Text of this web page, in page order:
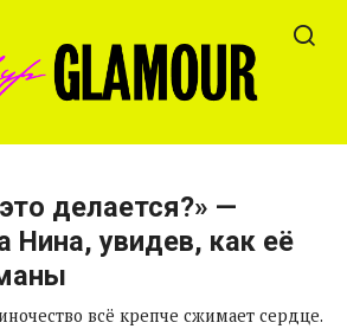
делается?» —
Нина, увидев, как её
всё крепче сжимает сердце.